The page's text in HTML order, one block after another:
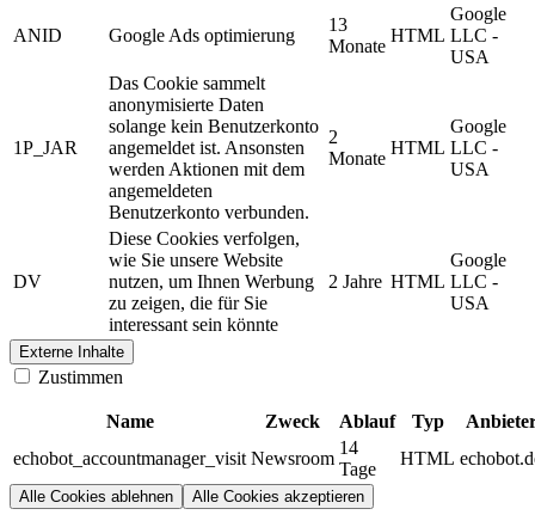
ANID Google Ads optimierung
13
Monate
HTML
Google
LLC -
USA
1P_JAR
Das Cookie sammelt
anonymisierte Daten
solange kein Benutzerkonto
angemeldet ist. Ansonsten
werden Aktionen mit dem
angemeldeten
Benutzerkonto verbunden.
2
Monate
HTML
Google
LLC -
USA
DV
Diese Cookies verfolgen,
wie Sie unsere Website
nutzen, um Ihnen Werbung
zu zeigen, die für Sie
interessant sein könnte
2 Jahre HTML
Google
LLC -
USA
Externe Inhalte
Zustimmen
Name Zweck Ablauf Typ
echobot_accountmanager_visit Newsroom
14
Tage
HTML
Alle Cookies ablehnen Alle Cookies akzeptieren